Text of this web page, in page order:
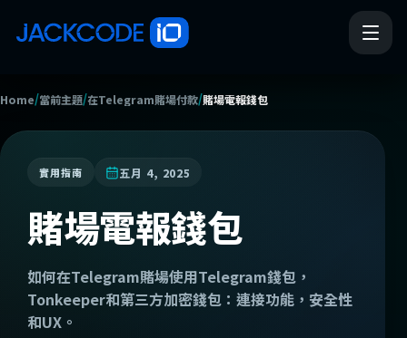
Home/當前主題/在Telegram賭場付款/賭場電報錢包
實用指南 五月 4, 2025
賭場電報錢包
如何在Telegram賭場使用Telegram錢包，
Tonkeeper和第三方加密錢包：連接功能，安全性
和UX。